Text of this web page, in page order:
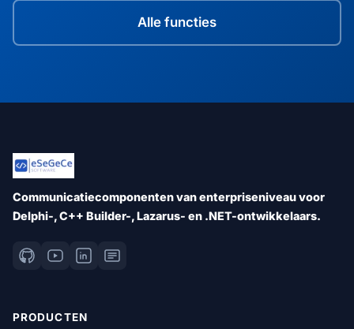
Alle functies
Communicatiecomponenten van enterpriseniveau voor
Delphi-, C++ Builder-, Lazarus- en .NET-ontwikkelaars.
PRODUCTEN